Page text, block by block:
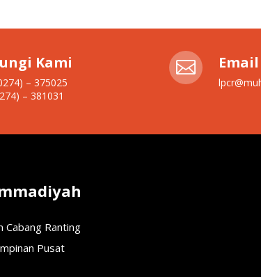
Kami
– 375025
– 381031
 Email
Cabang Ranting
Pusat